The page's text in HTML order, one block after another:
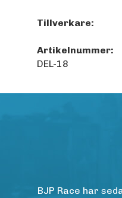
Tillverkare:
Artikelnummer:
DEL-18
BJP Race har